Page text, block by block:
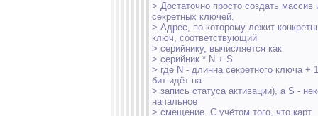
> Достаточно просто создать массив
секретных ключей.
> Адрес, по которому лежит
ключ, соответствующий
> серийнику, вычисляется как
> серийник * N + S
> где N - длинна секретного ключа +
бит идёт на
> запись статуса активации), а S -
начальное
> смещение. С учётом того, что карт